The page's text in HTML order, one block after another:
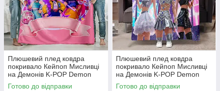
Плюшевий плед ковдра
покривало Кейпоп Мисливці
на Демонів K-POP Demon
Hunters 150х200 см
Готово до відправки
Плюшевий плед ковдра
покривало Кейпоп Мисливці
на Демонів K-POP Demon
Hunters 150х200 см
Готово до відправки